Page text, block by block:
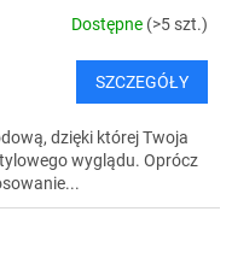
Dostępne (>5 szt.)
SZCZEGÓŁY
dzięki której Twoja
wyglądu. Oprócz